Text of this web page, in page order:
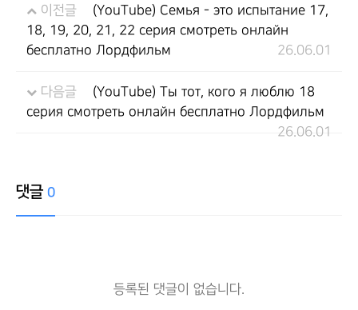
이전글
(YouTube) Семья - это испытание 17,
18, 19, 20, 21, 22 серия смотреть онлайн
бесплатно Лордфильм
26.06.01
다음글
(YouTube) Ты тот, кого я люблю 18
серия смотреть онлайн бесплатно Лордфильм
26.06.01
댓글 0
등록된 댓글이 없습니다.